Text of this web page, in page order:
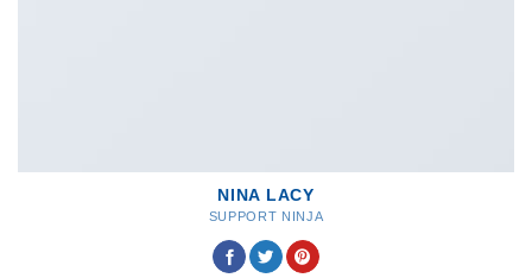
NINA LACY
SUPPORT NINJA